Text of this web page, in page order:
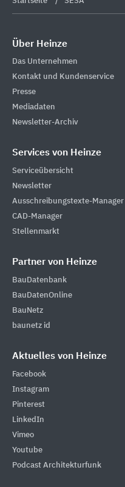
Über Heinze
Das Unternehmen
Kontakt und Kundenservice
Presse
Mediadaten
Newsletter-Archiv
Services von Heinze
Serviceübersicht
Newsletter
Ausschreibungstexte-Manager
CAD-Manager
Stellenmarkt
Partner von Heinze
BauDatenbank
BauDatenOnline
BauNetz
baunetz id
Aktuelles von Heinze
Facebook
Instagram
Pinterest
LinkedIn
Vimeo
Youtube
Podcast Architekturfunk